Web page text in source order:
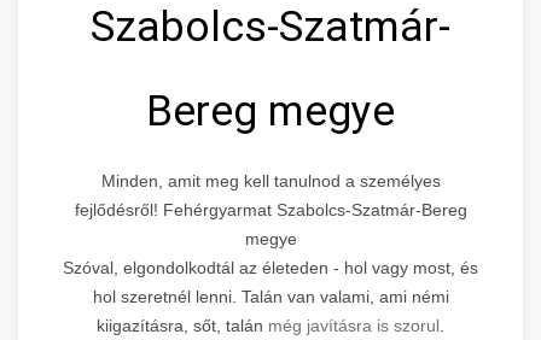
Szabolcs-Szatmár-
Bereg megye
Minden, amit meg kell tanulnod a személyes
fejlődésről! Fehérgyarmat Szabolcs-Szatmár-Bereg
megye
Szóval, elgondolkodtál az életeden - hol vagy most, és
hol szeretnél lenni. Talán van valami, ami némi
kiigazításra, sőt, talán még javításra is szorul